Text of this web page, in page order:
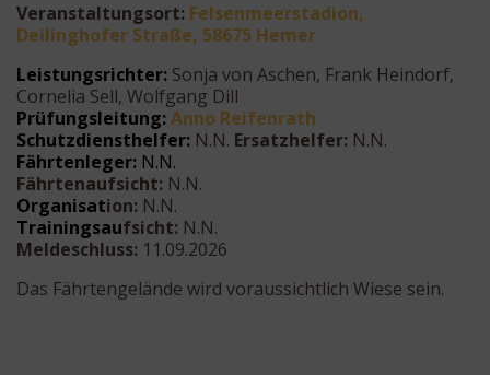
Veranstaltungsort: Felsenmeerstadion,
Deilinghofer Straße, 58675 Hemer
Leistungsrichter: Sonja von Aschen, Frank Heindorf,
Cornelia Sell, Wolfgang Dill
Prüfungsleitung:Anno Reifenrath
Schutzdiensthelfer: N.N. Ersatzhelfer: N.N.
Fährtenleger: N.N.
Fährtenaufsicht: N.N.
Organisation: N.N.
Trainingsaufsicht: N.N.
Meldeschluss: 11.09.2026
Das Fährtengelände wird voraussichtlich Wiese sein.